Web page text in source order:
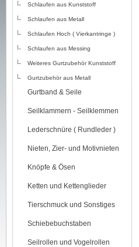
Schlaufen aus Kunststoff
Schlaufen aus Metall
Schlaufen Hoch ( Vierkantringe )
Schlaufen aus Messing
Weiteres Gurtzubehör Kunststoff
Gurtzubehör aus Metall
Gurtband & Seile
Seilklammern - Seilklemmen
Lederschnüre ( Rundleder )
Nieten, Zier- und Motivnieten
Knöpfe & Ösen
Ketten und Kettenglieder
Tierschmuck und Sonstiges
Schiebebuchstaben
Seilrollen und Vogelrollen